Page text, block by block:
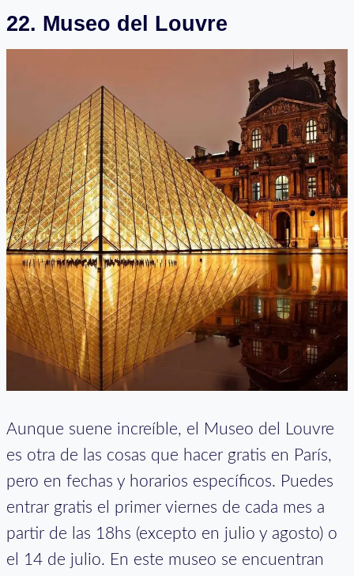
22. Museo del Louvre
Aunque suene increíble, el Museo del Louvre
es otra de las cosas que hacer gratis en París,
pero en fechas y horarios específicos. Puedes
entrar gratis el primer viernes de cada mes a
partir de las 18hs (excepto en julio y agosto) o
el 14 de julio. En este museo se encuentran